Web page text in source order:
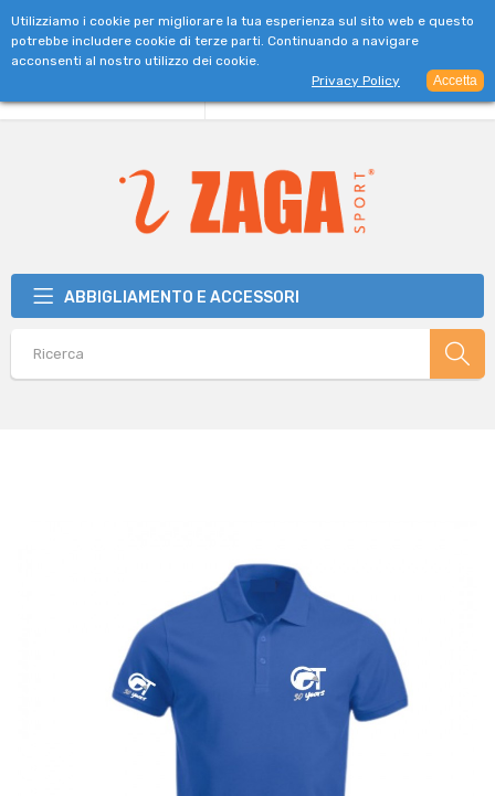
ABBIGLIAMENTO E ACCESSORI
Utilizziamo i cookie per migliorare la tua esperienza sul sito web e questo
potrebbe includere cookie di terze parti. Continuando a navigare
acconsenti al nostro utilizzo dei cookie.
Privacy Policy
Accetta